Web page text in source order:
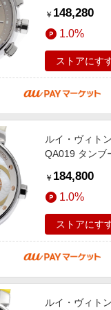
付き_957502
￥ 148,280
1.0%
ストアにす
ルイ・ヴィト
QA019 タンブ
_959397
￥ 184,800
1.0%
ストアにす
ルイ・ヴィト